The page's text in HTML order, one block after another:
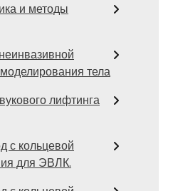
и методы
тела
лифтинга
с кольцевой
для ЭВЛК.